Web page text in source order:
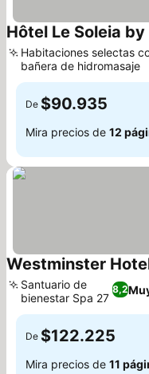
Hôtel Le Soleia
Habitaciones selectas
bañera de hidromasaje
De $90.935
Mira precios de 12
Westminster
8,2
Santuario de
bienestar Spa 27
De $122.225
Mira precios de 11